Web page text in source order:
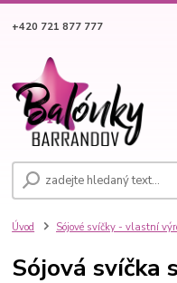
+420 721 877 777
Úvod Sójové svíčky - vlastní
Sójová svíčka